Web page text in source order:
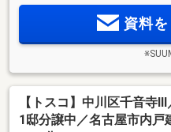
資料
【トスコ】中川区千音寺
1邸分譲中／名古屋市内戸